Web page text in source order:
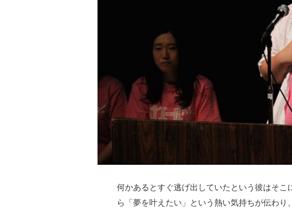
何かあるとすぐ逃げ出していたという彼はそ
ら「夢を叶えたい」という熱い気持ちが伝わ